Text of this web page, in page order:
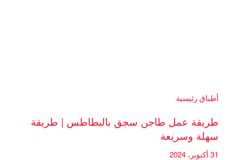
أطباق رئيسية
طريقة عمل طاجن سجق بالبطاطس | طريقة
سهلة وسريعة
31 أكتوبر، 2024